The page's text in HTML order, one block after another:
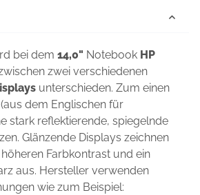
bei dem 14,0" Notebook HP
zwei verschiedenen
unterschieden. Zum einen
dem Englischen für
stark reflektierende, spiegelnde
Glänzende Displays zeichnen
Farbkontrast und ein
aus. Hersteller verwenden
wie zum Beispiel: